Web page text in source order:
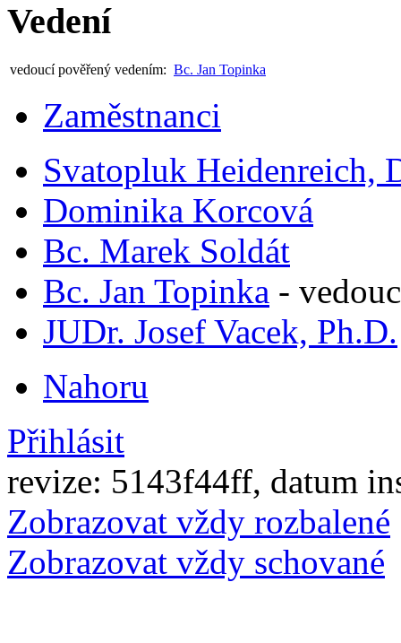
Vedení
vedoucí pověřený vedením: Bc. Jan Topinka
Zaměstnanci
Svatopluk Heidenreich,
Dominika Korcová
Bc. Marek Soldát
Bc. Jan Topinka -
JUDr. Josef Vacek, Ph.D.
Nahoru
Přihlásit
revize: 5143f44ff, datum
Zobrazovat vždy rozbalené
Zobrazovat vždy schované